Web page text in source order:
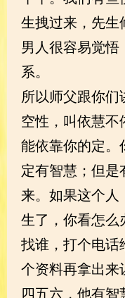
生拽过来，先生
男人很容易觉悟
系。
所以师父跟你们
空性，叫依慧
能依靠你的定。
定有智慧；但是
来。如果这个人
生了，你看怎么
找谁，打个电话
个资料再拿出来
四五六，他有